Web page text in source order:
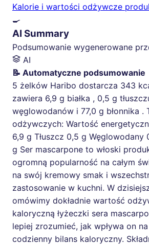
Kalorie i wartości odżywcze
🍳
AI Summary
Podsumowanie wygenerowane
AI
📝 Automatyczne podsumowanie
5 żelków Haribo dostarcza 343
zawiera 6,9 g białka , 0,5 g
węglowodanów i 77,0 g błonnika .
odżywczych: Wartość
6,9 g Tłuszcz 0,5 g Węglowodany
g Ser mascarpone to włoski
ogromną popularność na całym
na swój kremowy smak i
zastosowanie w kuchni. W
omówimy dokładnie wartość
kaloryczną łyżeczki sera
lepiej zrozumieć, jak wpływa on
codzienny bilans kaloryczny.